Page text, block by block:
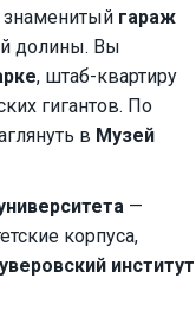
знаменитый гараж
долины. Вы
, штаб-квартиру
гигантов. По
в Музей
—
корпуса,
институт